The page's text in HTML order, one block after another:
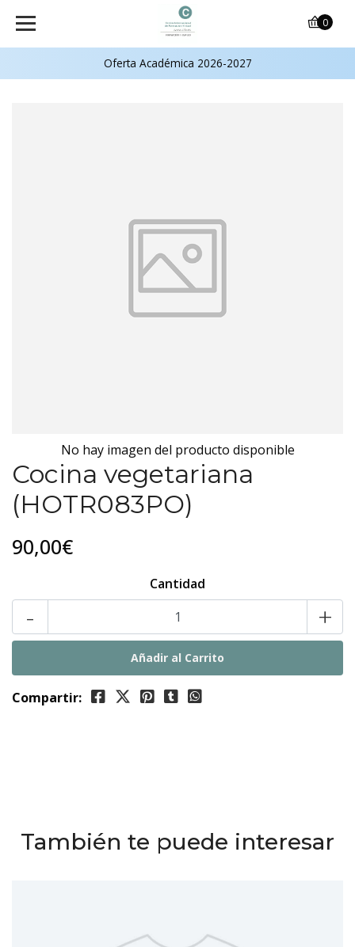
Oferta Académica 2026-2027
0
No hay imagen del producto disponible
Cocina vegetariana
(HOTR083PO)
90,00€
Cantidad
- +
Compartir:
También te puede interesar